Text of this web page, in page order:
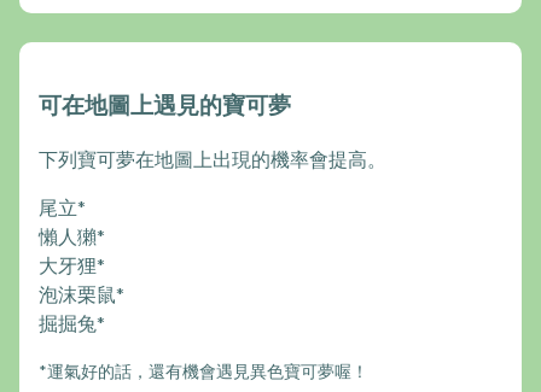
可在地圖上遇見的寶可夢
下列寶可夢在地圖上出現的機率會提高。
尾立*
懶人獺*
大牙狸*
泡沫栗鼠*
掘掘兔*
*運氣好的話，還有機會遇見異色寶可夢喔！